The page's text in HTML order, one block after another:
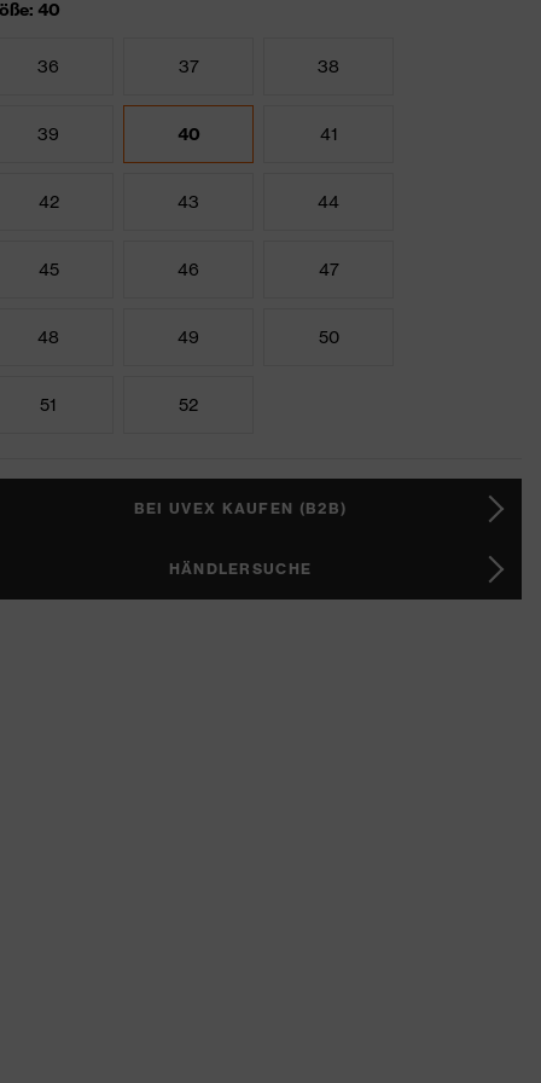
40
36 37 38
39 40 41
42 43 44
45 46 47
48 49 50
51 52
BEI UVEX KAUFEN (B2B)
HÄNDLERSUCHE